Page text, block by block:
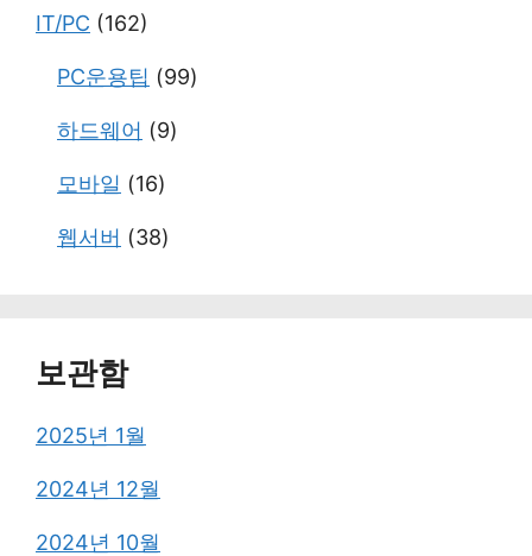
IT/PC (162)
PC운용팁 (99)
하드웨어 (9)
모바일 (16)
웹서버 (38)
보관함
2025년 1월
2024년 12월
2024년 10월